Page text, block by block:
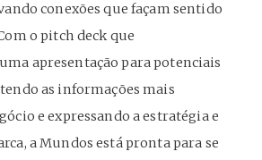
conexões que façam sentido
o pitch deck que
apresentação para potenciais
as informações mais
e expressando a estratégia e
a Mundos está pronta para se